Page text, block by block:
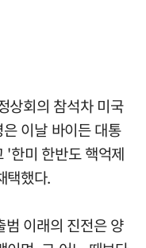
상회의 참석차 미국
이날 바이든 대통
'한미 한반도 핵억제
택했다.
이래의 진전은 양